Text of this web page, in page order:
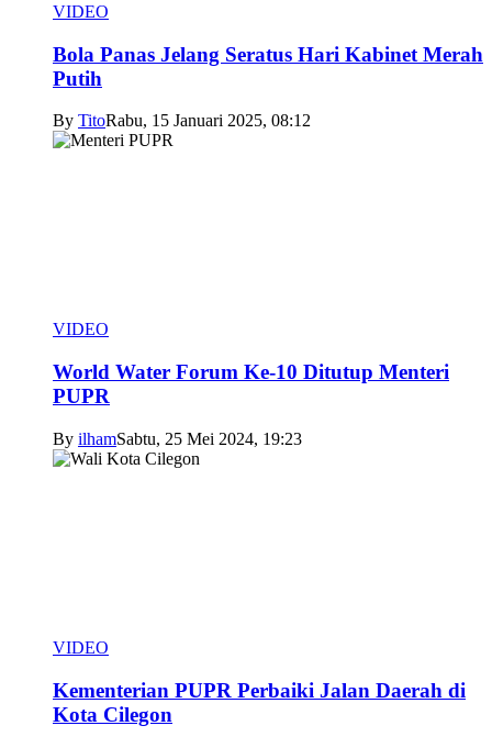
VIDEO
Bola Panas Jelang Seratus Hari Kabinet Merah
Putih
By TitoRabu, 15 Januari 2025, 08:12
VIDEO
World Water Forum Ke-10 Ditutup Menteri
PUPR
By ilhamSabtu, 25 Mei 2024, 19:23
VIDEO
Kementerian PUPR Perbaiki Jalan Daerah di
Kota Cilegon